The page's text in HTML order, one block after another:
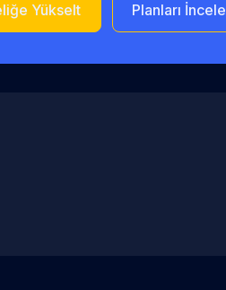
Yükselt Planları İncele